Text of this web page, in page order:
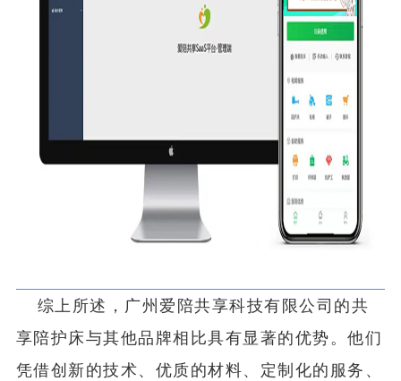
综上所述，广州爱陪共享科技有限公司的共
享陪护床与其他品牌相比具有显著的优势。他们
凭借创新的技术、优质的材料、定制化的服务、